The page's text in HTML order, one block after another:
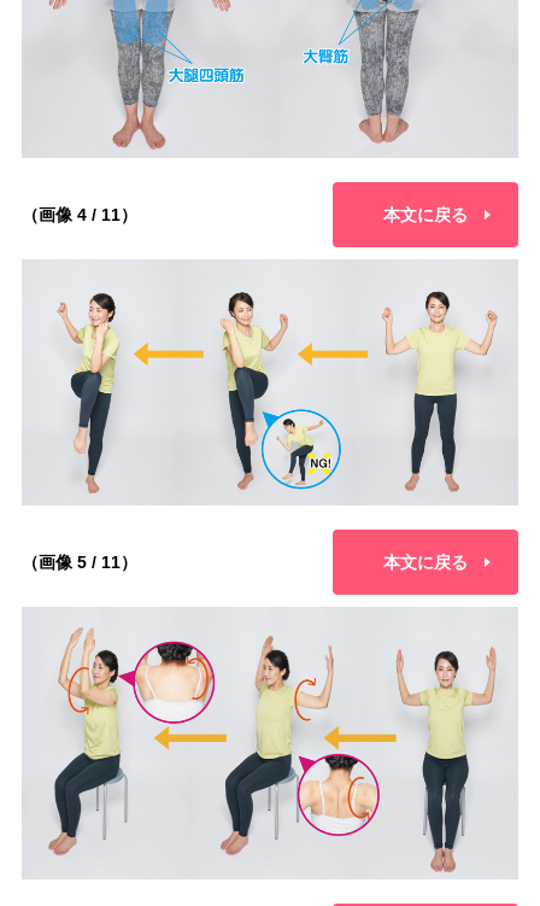
（画像 4 / 11） 本文に戻る
（画像 5 / 11） 本文に戻る